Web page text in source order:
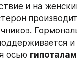
и на
и
осью